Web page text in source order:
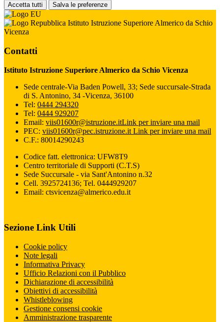
Accetta tutti Salva le preferenze
Istituto Istruzione Superiore Almerico da Schio
Vicenza
Contatti
Istituto Istruzione Superiore Almerico da Schio Vicenza
Sede centrale-Via Baden Powell, 33; Sede succursale-Strada
di S. Antonino, 34 -Vicenza, 36100
Tel: 0444 294320
Tel: 0444 929207
Email: viis01600r@istruzione.itLink per inviare una mail
PEC: viis01600r@pec.istruzione.it Link per inviare una mail
C.F.: 80014290243
Codice fatt. elettronica: UFW8T9
Centro territoriale di Supporti (C.T.S)
Sede Succursale - via Sant'Antonino n.32
Cell. 3925724136; Tel. 0444929207
Email: ctsvicenza@almerico.edu.it
Sezione Link Utili
Cookie policy
Note legali
Informativa Privacy
Ufficio Relazioni con il Pubblico
Dichiarazione di accessibilità
Obiettivi di accessibilità
Whistleblowing
Gestione consensi cookie
Amministrazione trasparente